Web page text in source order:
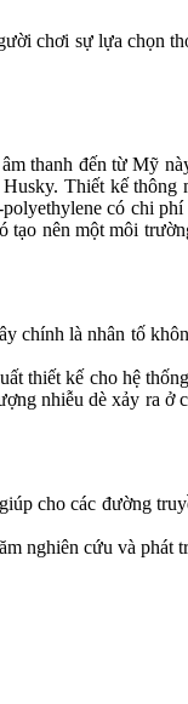
chơi sự lựa chọn
thanh đến từ Mỹ
Thiết kế thông
có chi
nên một môi
chính là nhân tố
thiết kế cho hệ
nhiễu dè xảy ra
cho các đường
nghiên cứu và phát